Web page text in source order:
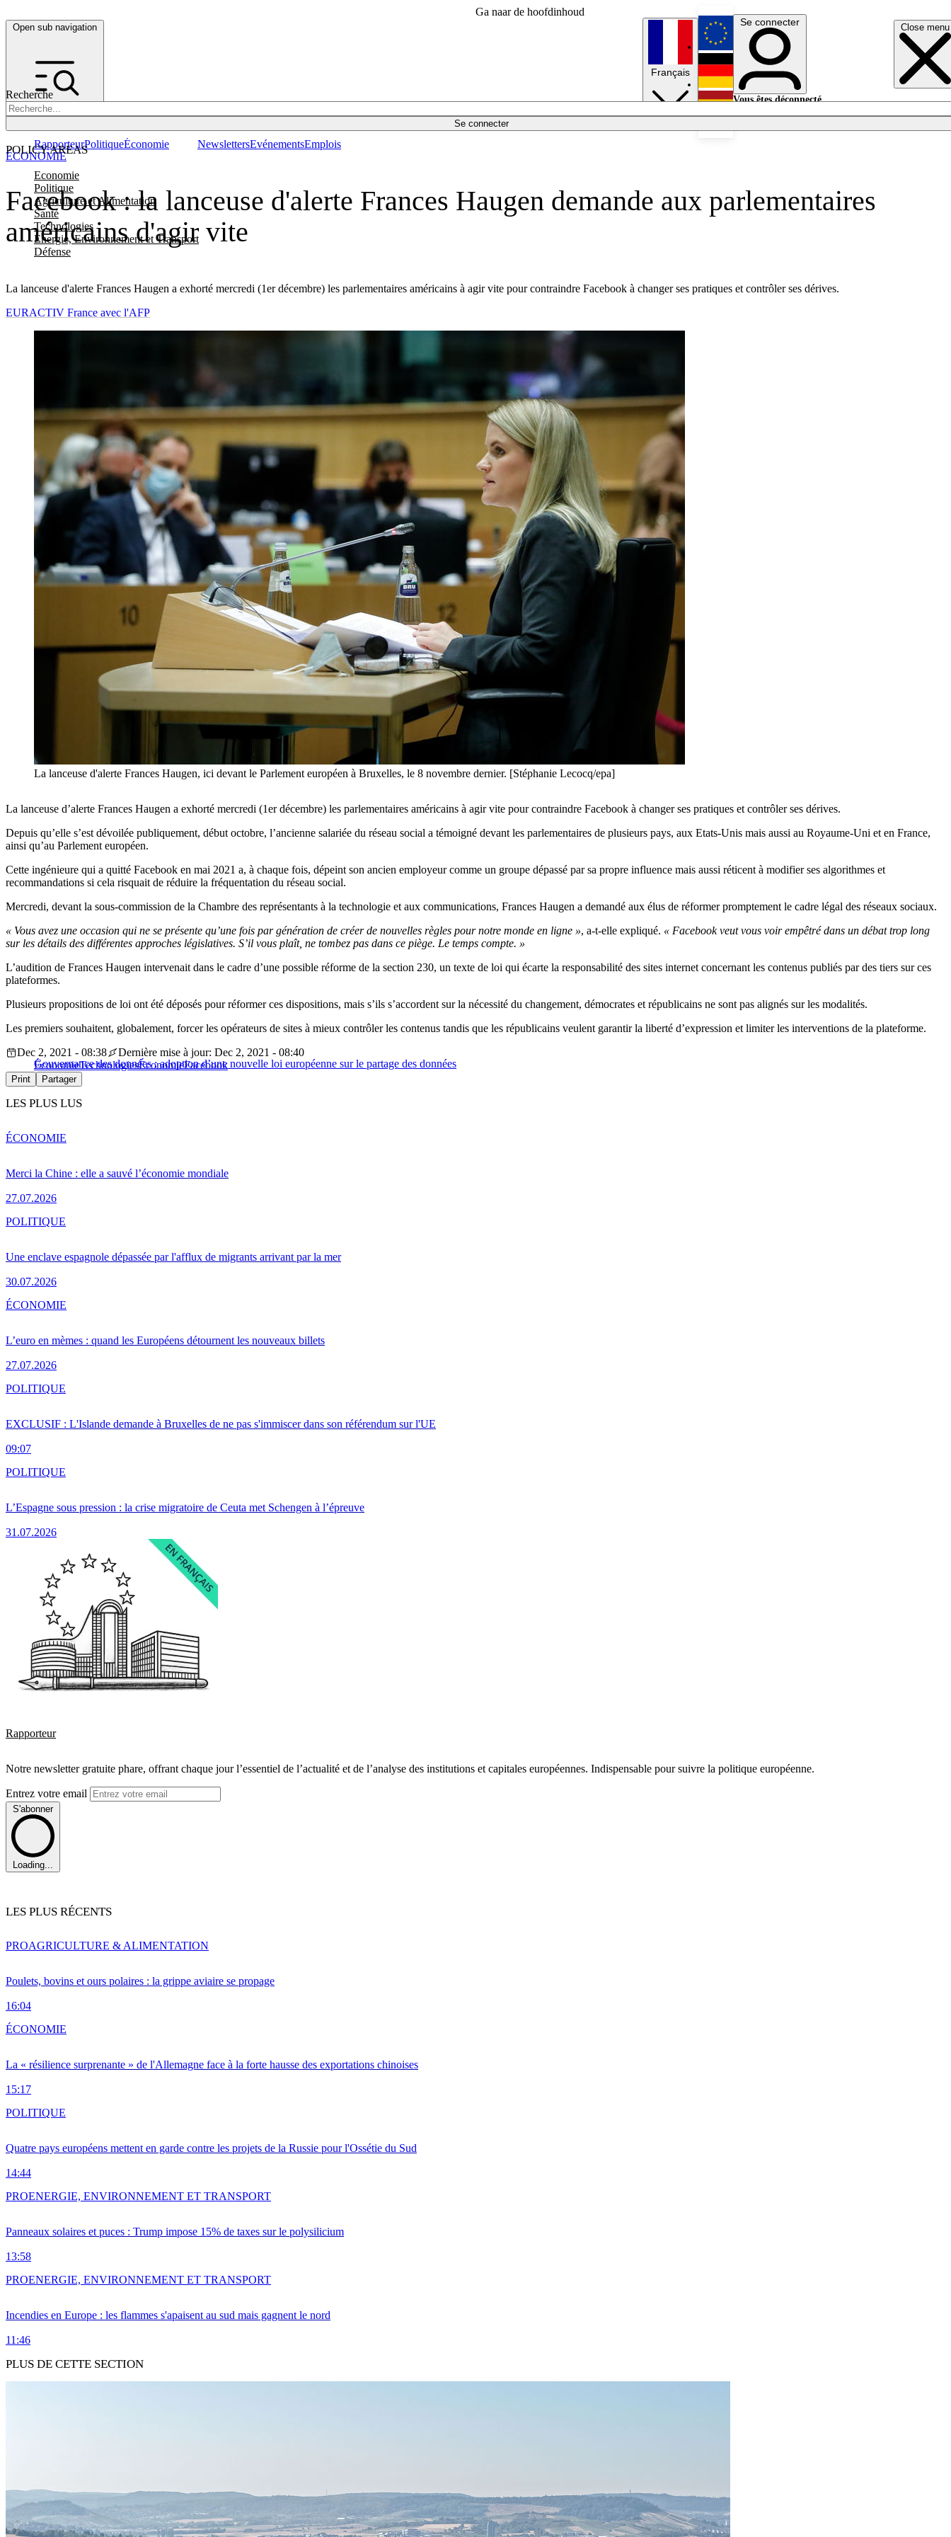
Ga naar de hoofdinhoud
Open sub navigation Close menu
Recherche
Se connecter
POLICY AREAS
Economie
Politique
Agriculture et Alimentation
Santé
Technologies
Energie, Environnement et Transport
Défense
RapporteurPolitiqueÉconomie NewslettersEvénementsEmplois
Français
English
Deutsch
Se connecter
Vous êtes déconnecté.
Facebook : la lanceuse d'alerte Frances Haugen demande aux parlementaires
américains d'agir vite
La lanceuse d'alerte Frances Haugen a exhorté mercredi (1er décembre) les parlementaires américains à agir vite pour contraindre Facebook à changer ses pratiques et contrôler ses dérives.
ÉCONOMIE
EURACTIV France avec l'AFP
La lanceuse d'alerte Frances Haugen, ici devant le Parlement européen à Bruxelles, le 8 novembre dernier. [Stéphanie Lecocq/epa]
La lanceuse d’alerte Frances Haugen a exhorté mercredi (1er décembre) les parlementaires américains à agir vite pour contraindre Facebook à changer ses pratiques et contrôler ses dérives.
Depuis qu’elle s’est dévoilée publiquement, début octobre, l’ancienne salariée du réseau social a témoigné devant les parlementaires de plusieurs pays, aux Etats-Unis mais aussi au Royaume-Uni et en France,
ainsi qu’au Parlement européen.
Cette ingénieure qui a quitté Facebook en mai 2021 a, à chaque fois, dépeint son ancien employeur comme un groupe dépassé par sa propre influence mais aussi réticent à modifier ses algorithmes et
recommandations si cela risquait de réduire la fréquentation du réseau social.
Mercredi, devant la sous-commission de la Chambre des représentants à la technologie et aux communications, Frances Haugen a demandé aux élus de réformer promptement le cadre légal des réseaux sociaux.
« Vous avez une occasion qui ne se présente qu’une fois par génération de créer de nouvelles règles pour notre monde en ligne », a-t-elle expliqué. « Facebook veut vous voir empêtré dans un débat trop long
sur les détails des différentes approches législatives. S’il vous plaît, ne tombez pas dans ce piège. Le temps compte. »
L’audition de Frances Haugen intervenait dans le cadre d’une possible réforme de la section 230, un texte de loi qui écarte la responsabilité des sites internet concernant les contenus publiés par des tiers sur ces
plateformes.
Plusieurs propositions de loi ont été déposés pour réformer ces dispositions, mais s’ils s’accordent sur la nécessité du changement, démocrates et républicains ne sont pas alignés sur les modalités.
Les premiers souhaitent, globalement, forcer les opérateurs de sites à mieux contrôler les contenus tandis que les républicains veulent garantir la liberté d’expression et limiter les interventions de la plateforme.
Gouvernance des données : adoption d’une nouvelle loi européenne sur le partage des données
Dec 2, 2021 - 08:38
Dernière mise à jour: Dec 2, 2021 - 08:40
ÉconomieTechnologiesÉconomieFacebook
Print Partager
LES PLUS LUS
Merci la Chine : elle a sauvé l’économie mondiale
27.07.2026
ÉCONOMIE
Une enclave espagnole dépassée par l'afflux de migrants arrivant par la mer
30.07.2026
POLITIQUE
L’euro en mèmes : quand les Européens détournent les nouveaux billets
27.07.2026
ÉCONOMIE
EXCLUSIF : L'Islande demande à Bruxelles de ne pas s'immiscer dans son référendum sur l'UE
09:07
POLITIQUE
L’Espagne sous pression : la crise migratoire de Ceuta met Schengen à l’épreuve
31.07.2026
POLITIQUE
Rapporteur
Notre newsletter gratuite phare, offrant chaque jour l’essentiel de l’actualité et de l’analyse des institutions et capitales européennes. Indispensable pour suivre la politique européenne.
Entrez votre email
S'abonner
Loading...
LES PLUS RÉCENTS
Poulets, bovins et ours polaires : la grippe aviaire se propage
16:04
PROAGRICULTURE & ALIMENTATION
La « résilience surprenante » de l'Allemagne face à la forte hausse des exportations chinoises
15:17
ÉCONOMIE
Quatre pays européens mettent en garde contre les projets de la Russie pour l'Ossétie du Sud
14:44
POLITIQUE
Panneaux solaires et puces : Trump impose 15% de taxes sur le polysilicium
13:58
PROENERGIE, ENVIRONNEMENT ET TRANSPORT
Incendies en Europe : les flammes s'apaisent au sud mais gagnent le nord
11:46
PROENERGIE, ENVIRONNEMENT ET TRANSPORT
PLUS DE CETTE SECTION